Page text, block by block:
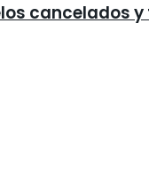
cancelados